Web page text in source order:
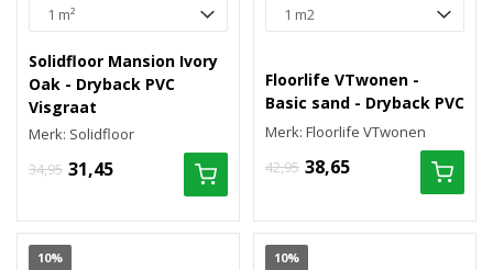
Solidfloor Mansion Ivory
Oak - Dryback PVC
Visgraat
Merk: Solidfloor
34,95 31,45
Floorlife VTwonen -
Basic sand - Dryback PVC
Merk: Floorlife VTwonen
42,95 38,65
10% 10%